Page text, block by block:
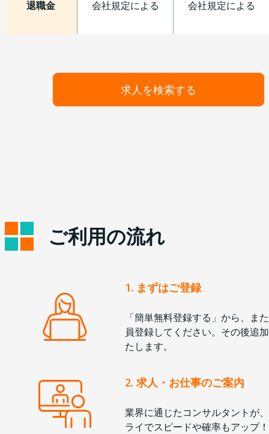
退職金 会社規定による 会社規定による
求人を検索する
ご利用の流れ
1. まずはご登録
「簡単無料登録する」から、ま
員登録してください。その後追
たします。
2. 求人・お仕事のご案内
業界に通じたコンサルタントが
ライでスピードや確率もアップ！